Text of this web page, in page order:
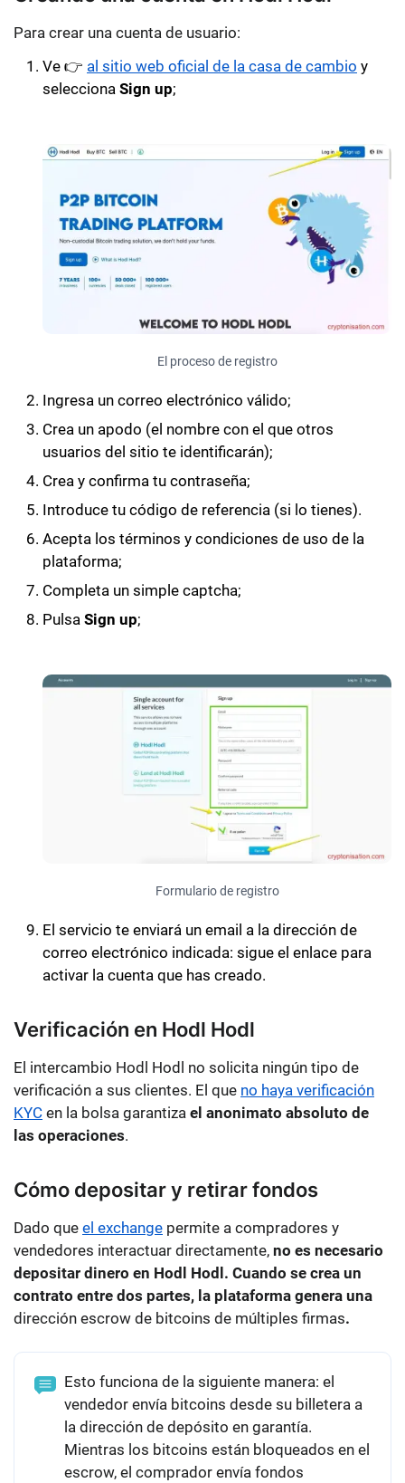
Para crear una cuenta de usuario:
Ve 👉 al sitio web oficial de la casa de cambio y
selecciona Sign up;
El proceso de registro
Ingresa un correo electrónico válido;
Crea un apodo (el nombre con el que otros
usuarios del sitio te identificarán);
Crea y confirma tu contraseña;
Introduce tu código de referencia (si lo tienes).
Acepta los términos y condiciones de uso de la
plataforma;
Completa un simple captcha;
Pulsa Sign up;
Formulario de registro
El servicio te enviará un email a la dirección de
correo electrónico indicada: sigue el enlace para
activar la cuenta que has creado.
Verificación en Hodl Hodl
El intercambio Hodl Hodl no solicita ningún tipo de
verificación a sus clientes. El que no haya verificación
KYC en la bolsa garantiza el anonimato absoluto de
las operaciones.
Cómo depositar y retirar fondos
Dado que el exchange permite a compradores y
vendedores interactuar directamente, no es necesario
depositar dinero en Hodl Hodl . Cuando se crea un
contrato entre dos partes, la plataforma genera una
dirección escrow de bitcoins de múltiples firmas.
Esto funciona de la siguiente manera: el
vendedor envía bitcoins desde su billetera a
la dirección de depósito en garantía.
Mientras los bitcoins están bloqueados en el
escrow, el comprador envía fondos